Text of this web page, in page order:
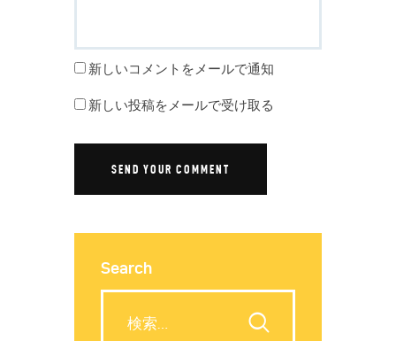
新しいコメントをメールで通知
新しい投稿をメールで受け取る
Search